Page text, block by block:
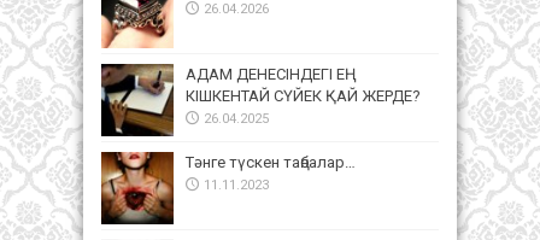
26.04.2026
АДАМ ДЕНЕСІНДЕГІ ЕҢ
КІШКЕНТАЙ СҮЙЕК ҚАЙ ЖЕРДЕ?
26.04.2025
Тәнге түскен таңбалар…
11.11.2023